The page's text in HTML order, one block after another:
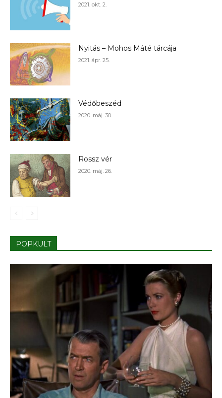
2021. okt. 2.
Nyitás – Mohos Máté tárcája
2021. ápr. 25.
Védőbeszéd
2020. máj. 30.
Rossz vér
2020. máj. 26.
POPKULT